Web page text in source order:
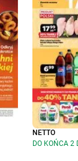
NETTO
DO KOŃCA 2